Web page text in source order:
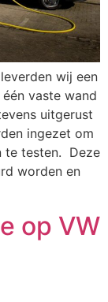
wij een
vaste wand
uitgerust
ingezet om
te testen. Deze
worden en
op VW